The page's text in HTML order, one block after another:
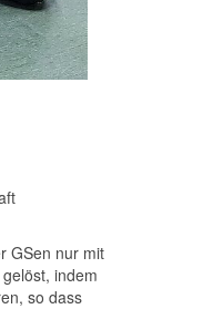
GSen nur mit
indem
so dass